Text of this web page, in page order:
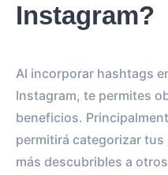
Instagram?
Al incorporar hashtags
Instagram, te permites
beneficios.
permitirá categorizar
más descubribles a